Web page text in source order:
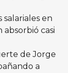
salariales en
absorbió casi
de Jorge
a